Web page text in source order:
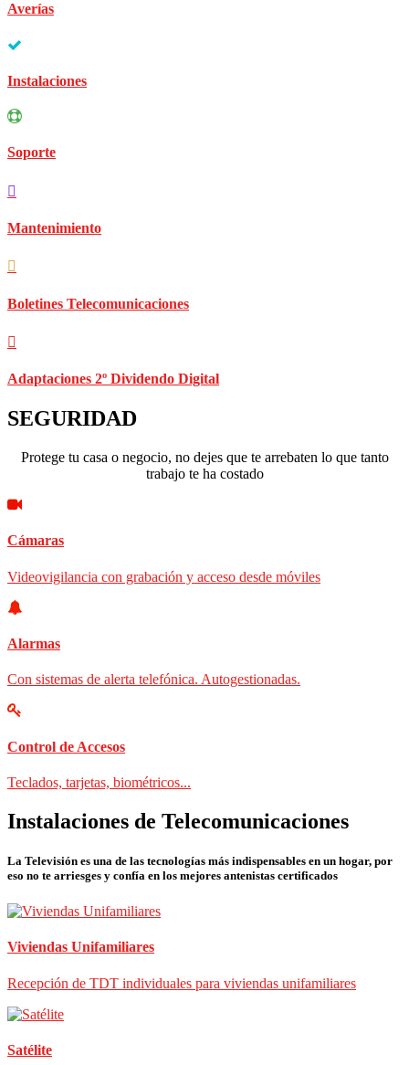
Averías
Instalaciones
Soporte
Mantenimiento
Boletines Telecomunicaciones
Adaptaciones 2º Dividendo Digital
SEGURIDAD
Protege tu casa o negocio, no dejes que te arrebaten lo que tanto
trabajo te ha costado
Cámaras
Videovigilancia con grabación y acceso desde móviles
Alarmas
Con sistemas de alerta telefónica. Autogestionadas.
Control de Accesos
Teclados, tarjetas, biométricos...
Instalaciones de Telecomunicaciones
La Televisión es una de las tecnologías más indispensables en un hogar, por
eso no te arriesges y confía en los mejores antenistas certificados
Viviendas Unifamiliares
Recepción de TDT individuales para viviendas unifamiliares
Satélite